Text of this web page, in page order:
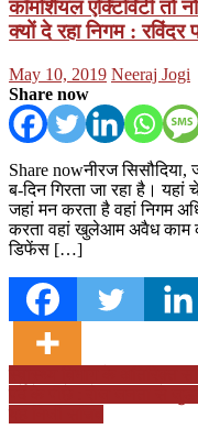
कॉमर्शियल एक्टिविटी तो
क्यों दे रहा निगम : रविंदर
Posted
on
May 10, 2019 Author
Neeraj Jogi
Share now
Share nowनीरज सिसौदिया,
ब-दिन गिरता जा रहा है।
जहां मन करता है वहां निगम
करता वहां खुलेआम अवैध काम
डिफेंस […]
Post
navigation